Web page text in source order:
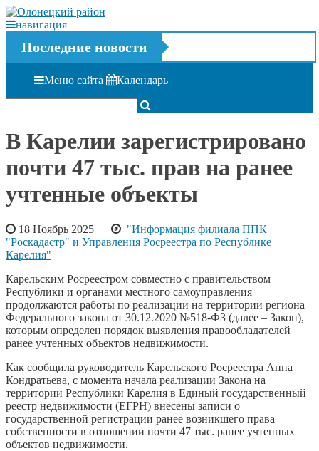
навигация
Последние новости
Меню сайта Календарь
В Карелии зарегистрировано
почти 47 тыс. прав на ранее
учтенные объекты
18 Ноябрь 2025
"Информация филиала ППК
"Роскадастр" и Управления Росреестра по Республике
Карелия"
Карельским Росреестром совместно с правительством
Республики и органами местного самоуправления
продолжаются работы по реализации на территории региона
Федерального закона от 30.12.2020 №518-ФЗ (далее – Закон),
которым определен порядок выявления правообладателей
ранее учтенных объектов недвижимости.
Как сообщила руководитель Карельского Росреестра Анна
Кондратьева, с момента начала реализации Закона на
территории Республики Карелия в Единый государственный
реестр недвижимости (ЕГРН) внесены записи о
государственной регистрации ранее возникшего права
собственности в отношении почти 47 тыс. ранее учтенных
объектов недвижимости.